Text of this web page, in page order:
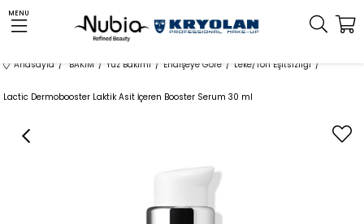
MENU
Anasayfa BAKIM Yüz Bakımı Endişeye Göre Leke/Ton Eşitsizliği
Lactic Dermobooster Laktik Asit İçeren Booster Serum 30 ml